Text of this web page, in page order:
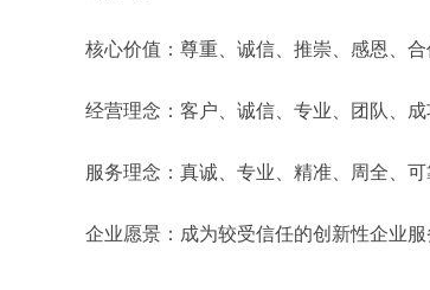
核心价值：尊重、诚信、推崇、感恩、合
经营理念：客户、诚信、专业、团队、成
服务理念：真诚、专业、精准、周全、可
企业愿景：成为较受信任的创新性企业服